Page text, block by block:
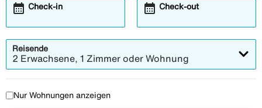
Check-in
calendar_month Check-out
calendar_month
Reisende
2 Erwachsene, 1 Zimmer oder Wohnung
Nur Wohnungen anzeigen